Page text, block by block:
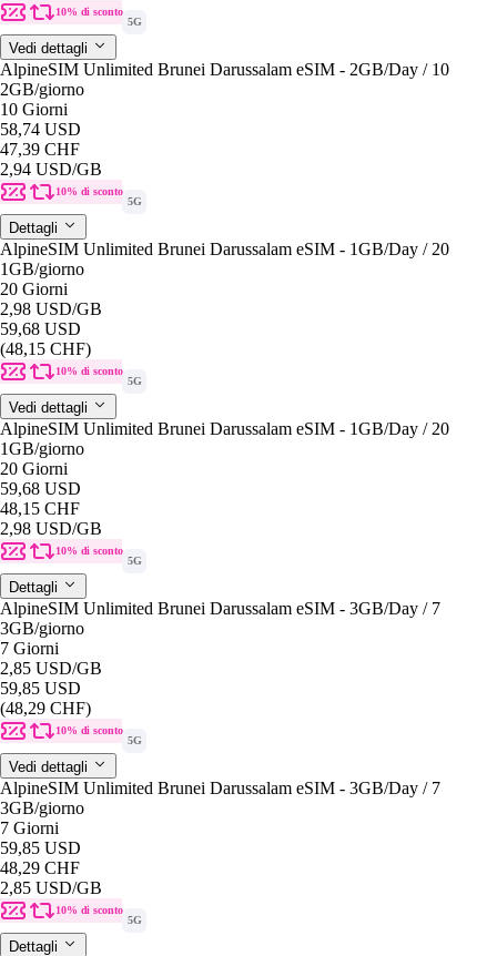
10% di sconto
5G
Vedi dettagli
AlpineSIM Unlimited Brunei Darussalam eSIM - 2GB/Day / 10
2GB/giorno
10 Giorni
58,74 USD
47,39 CHF
2,94 USD/GB
10% di sconto
5G
Dettagli
AlpineSIM Unlimited Brunei Darussalam eSIM - 1GB/Day / 20
1GB/giorno
20 Giorni
2,98 USD/GB
59,68 USD
(48,15 CHF)
10% di sconto
5G
Vedi dettagli
AlpineSIM Unlimited Brunei Darussalam eSIM - 1GB/Day / 20
1GB/giorno
20 Giorni
59,68 USD
48,15 CHF
2,98 USD/GB
10% di sconto
5G
Dettagli
AlpineSIM Unlimited Brunei Darussalam eSIM - 3GB/Day / 7
3GB/giorno
7 Giorni
2,85 USD/GB
59,85 USD
(48,29 CHF)
10% di sconto
5G
Vedi dettagli
AlpineSIM Unlimited Brunei Darussalam eSIM - 3GB/Day / 7
3GB/giorno
7 Giorni
59,85 USD
48,29 CHF
2,85 USD/GB
10% di sconto
5G
Dettagli